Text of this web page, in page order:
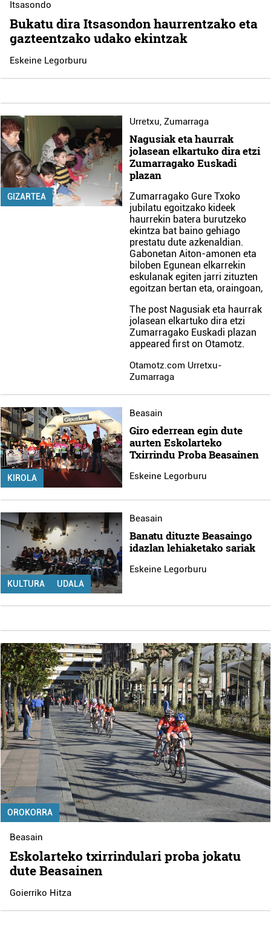
Itsasondo
Bukatu dira Itsasondon haurrentzako eta
gazteentzako udako ekintzak
Eskeine Legorburu
GIZARTEA
Urretxu, Zumarraga
Nagusiak eta haurrak
jolasean elkartuko dira etzi
Zumarragako Euskadi
plazan
Zumarragako Gure Txoko
jubilatu egoitzako kideek
haurrekin batera burutzeko
ekintza bat baino gehiago
prestatu dute azkenaldian.
Gabonetan Aiton-amonen eta
biloben Egunean elkarrekin
eskulanak egiten jarri zituzten
egoitzan bertan eta, oraingoan,
The post Nagusiak eta haurrak
jolasean elkartuko dira etzi
Zumarragako Euskadi plazan
appeared first on Otamotz.
Otamotz.com Urretxu-
Zumarraga
KIROLA
Beasain
Giro ederrean egin dute
aurten Eskolarteko
Txirrindu Proba Beasainen
Eskeine Legorburu
KULTURA UDALA
Beasain
Banatu dituzte Beasaingo
idazlan lehiaketako sariak
Eskeine Legorburu
OROKORRA
Beasain
Eskolarteko txirrindulari proba jokatu
dute Beasainen
Goierriko Hitza